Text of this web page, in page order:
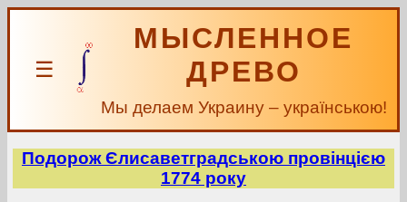
☰
МЫСЛЕННОЕ
ДРЕВО
Мы делаем Украину – українською!
Подорож Єлисаветградською провінцією
1774 року